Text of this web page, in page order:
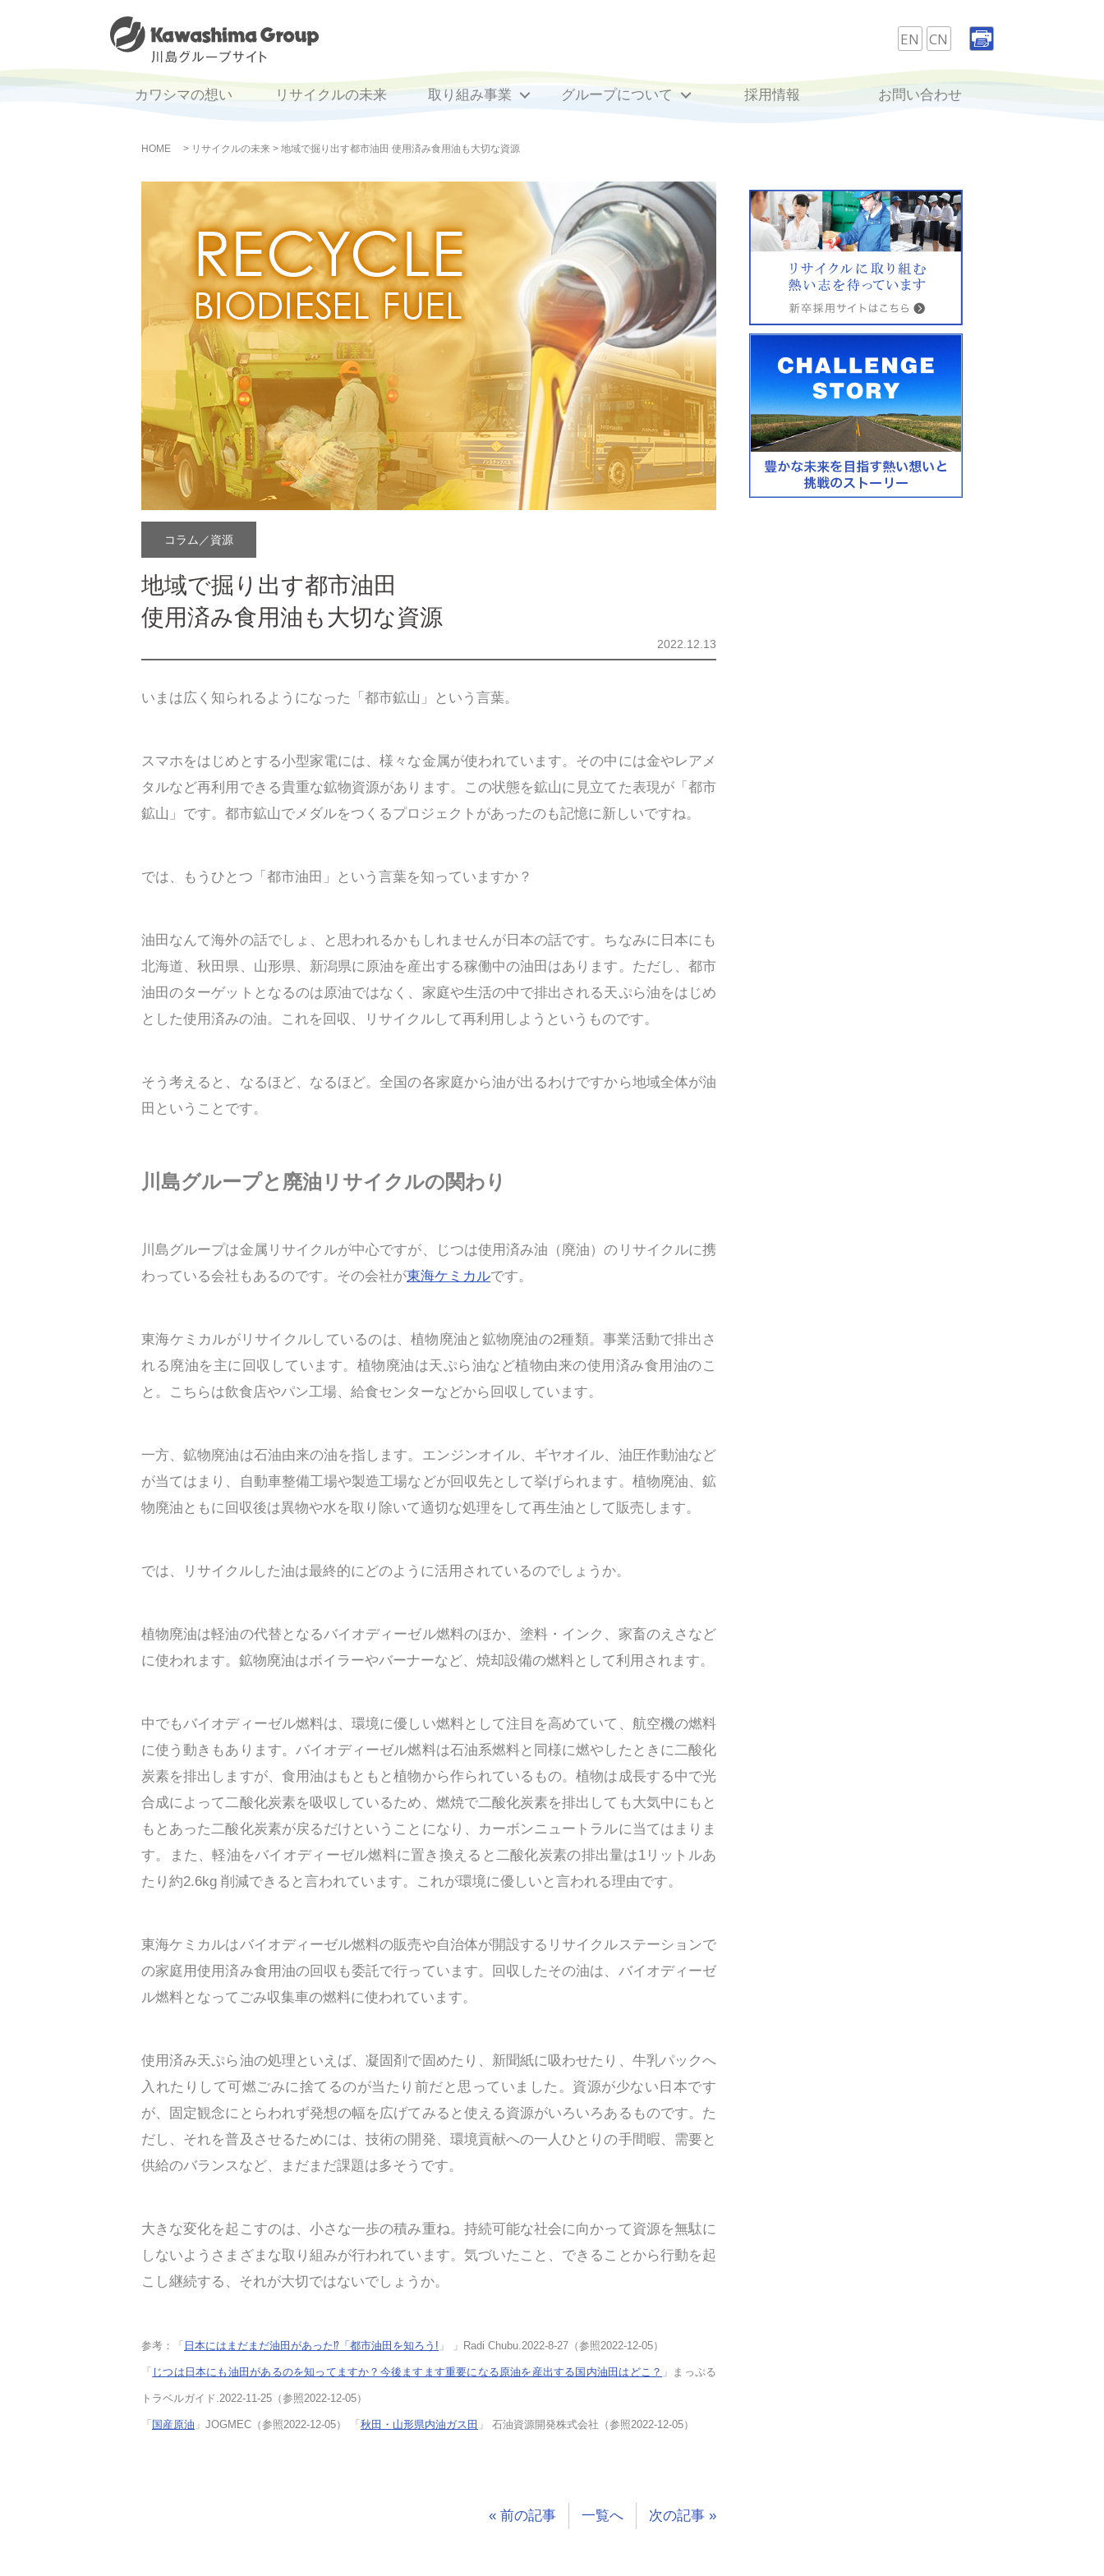
EN CN
カワシマの想い リサイクルの未来 取り組み事業 グループについて 採用情報 お問い合わせ
HOME > リサイクルの未来 > 地域で掘り出す都市油田 使用済み食用油も大切な資源
コラム／資源
地域で掘り出す都市油田
使用済み食用油も大切な資源
2022.12.13
いまは広く知られるようになった「都市鉱山」という言葉。
スマホをはじめとする小型家電には、様々な金属が使われています。その中には金やレアメ
タルなど再利用できる貴重な鉱物資源があります。この状態を鉱山に見立てた表現が「都市
鉱山」です。都市鉱山でメダルをつくるプロジェクトがあったのも記憶に新しいですね。
では、もうひとつ「都市油田」という言葉を知っていますか？
油田なんて海外の話でしょ、と思われるかもしれませんが日本の話です。ちなみに日本にも
北海道、秋田県、山形県、新潟県に原油を産出する稼働中の油田はあります。ただし、都市
油田のターゲットとなるのは原油ではなく、家庭や生活の中で排出される天ぷら油をはじめ
とした使用済みの油。これを回収、リサイクルして再利用しようというものです。
そう考えると、なるほど、なるほど。全国の各家庭から油が出るわけですから地域全体が油
田ということです。
川島グループと廃油リサイクルの関わり
川島グループは金属リサイクルが中心ですが、じつは使用済み油（廃油）のリサイクルに携
わっている会社もあるのです。その会社が東海ケミカルです。
東海ケミカルがリサイクルしているのは、植物廃油と鉱物廃油の2種類。事業活動で排出さ
れる廃油を主に回収しています。植物廃油は天ぷら油など植物由来の使用済み食用油のこ
と。こちらは飲食店やパン工場、給食センターなどから回収しています。
一方、鉱物廃油は石油由来の油を指します。エンジンオイル、ギヤオイル、油圧作動油など
が当てはまり、自動車整備工場や製造工場などが回収先として挙げられます。植物廃油、鉱
物廃油ともに回収後は異物や水を取り除いて適切な処理をして再生油として販売します。
では、リサイクルした油は最終的にどのように活用されているのでしょうか。
植物廃油は軽油の代替となるバイオディーゼル燃料のほか、塗料・インク、家畜のえさなど
に使われます。鉱物廃油はボイラーやバーナーなど、焼却設備の燃料として利用されます。
中でもバイオディーゼル燃料は、環境に優しい燃料として注目を高めていて、航空機の燃料
に使う動きもあります。バイオディーゼル燃料は石油系燃料と同様に燃やしたときに二酸化
炭素を排出しますが、食用油はもともと植物から作られているもの。植物は成長する中で光
合成によって二酸化炭素を吸収しているため、燃焼で二酸化炭素を排出しても大気中にもと
もとあった二酸化炭素が戻るだけということになり、カーボンニュートラルに当てはまりま
す。また、軽油をバイオディーゼル燃料に置き換えると二酸化炭素の排出量は1リットルあ
たり約2.6kg 削減できると言われています。これが環境に優しいと言われる理由です。
東海ケミカルはバイオディーゼル燃料の販売や自治体が開設するリサイクルステーションで
の家庭用使用済み食用油の回収も委託で行っています。回収したその油は、バイオディーゼ
ル燃料となってごみ収集車の燃料に使われています。
使用済み天ぷら油の処理といえば、凝固剤で固めたり、新聞紙に吸わせたり、牛乳パックへ
入れたりして可燃ごみに捨てるのが当たり前だと思っていました。資源が少ない日本です
が、固定観念にとらわれず発想の幅を広げてみると使える資源がいろいろあるものです。た
だし、それを普及させるためには、技術の開発、環境貢献への一人ひとりの手間暇、需要と
供給のバランスなど、まだまだ課題は多そうです。
大きな変化を起こすのは、小さな一歩の積み重ね。持続可能な社会に向かって資源を無駄に
しないようさまざまな取り組みが行われています。気づいたこと、できることから行動を起
こし継続する、それが大切ではないでしょうか。
参考：「 日本にはまだまだ油田があった⁉︎「都市油田を知ろう! 」 」Radi Chubu.2022-8-27（参照2022-12-05）
「 じつは日本にも油田があるのを知ってますか？今後ますます重要になる原油を産出する国内油田はどこ？ 」まっぷる
トラベルガイド.2022-11-25（参照2022-12-05）
「 国産原油 」JOGMEC（参照2022-12-05） 「 秋田・山形県内油ガス田 」 石油資源開発株式会社（参照2022-12-05）
« 前の記事 一覧へ 次の記事 »